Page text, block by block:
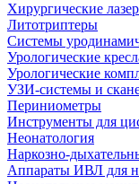
Хирургические
Литотриптеры
Системы
Урологические
Урологические
УЗИ-системы и
Периниометры
Инструменты для
Неонатология
Наркозно-
Аппараты ИВЛ для